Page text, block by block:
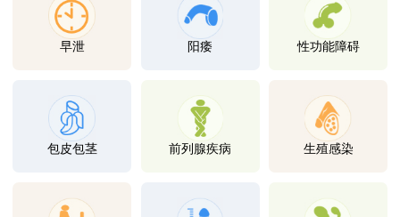
早泄 阳痿 性功能障碍
包皮包茎 前列腺疾病 生殖感染